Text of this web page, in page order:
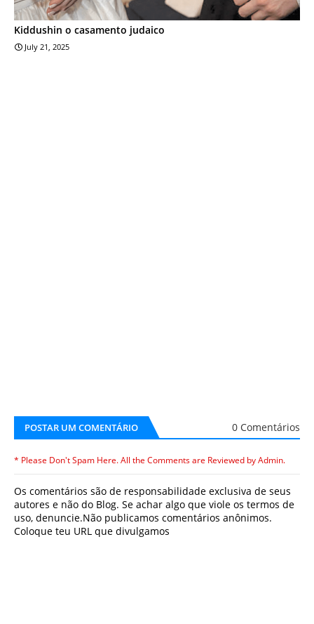
Kiddushin o casamento judaico
July 21, 2025
POSTAR UM COMENTÁRIO 0 Comentários
* Please Don't Spam Here. All the Comments are Reviewed by Admin.
Os comentários são de responsabilidade exclusiva de seus
autores e não do Blog. Se achar algo que viole os termos de
uso, denuncie.Não publicamos comentários anônimos.
Coloque teu URL que divulgamos